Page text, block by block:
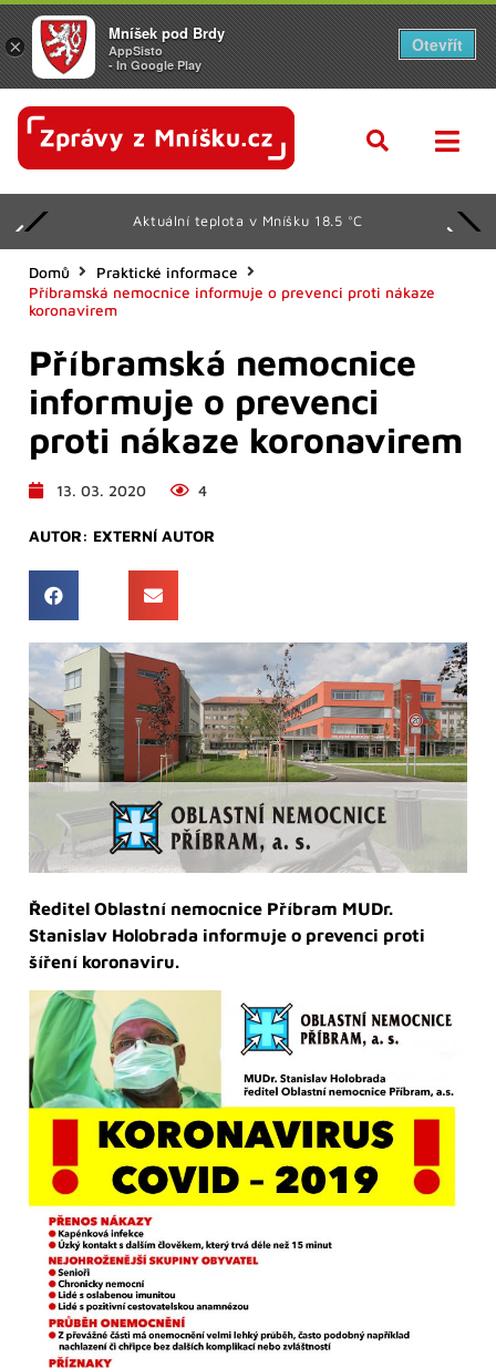
Aktuální teplota v Mníšku 18.5 °C
Domů
Praktické informace
Příbramská nemocnice informuje o prevenci proti nákaze
koronavirem
Příbramská nemocnice
informuje o prevenci
proti nákaze koronavirem
13. 03. 2020 4
AUTOR: EXTERNÍ AUTOR
Ředitel Oblastní nemocnice Příbram MUDr.
Stanislav Holobrada informuje o prevenci proti
šíření koronaviru.
×
Mníšek pod Brdy
AppSisto
- In Google Play
Otevřít